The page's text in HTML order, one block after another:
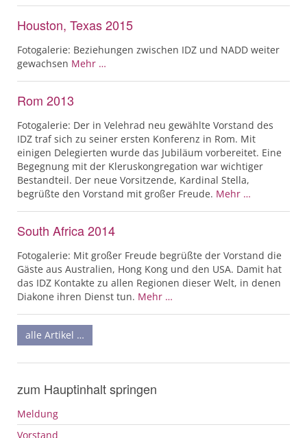
Houston, Texas 2015
Fotogalerie: Beziehungen zwischen IDZ und NADD weiter
gewachsen Mehr …
Rom 2013
Fotogalerie: Der in Velehrad neu gewählte Vorstand des
IDZ traf sich zu seiner ersten Konferenz in Rom. Mit
einigen Delegierten wurde das Jubiläum vorbereitet. Eine
Begegnung mit der Kleruskongregation war wichtiger
Bestandteil. Der neue Vorsitzende, Kardinal Stella,
begrüßte den Vorstand mit großer Freude. Mehr …
South Africa 2014
Fotogalerie: Mit großer Freude begrüßte der Vorstand die
Gäste aus Australien, Hong Kong und den USA. Damit hat
das IDZ Kontakte zu allen Regionen dieser Welt, in denen
Diakone ihren Dienst tun. Mehr …
alle Artikel …
zum Hauptinhalt springen
Meldung
Vorstand